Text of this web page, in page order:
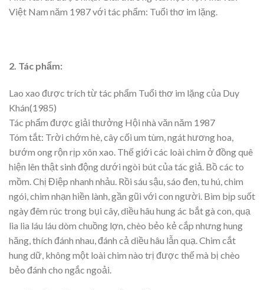
Việt Nam năm 1987 với tác phẩm: Tuổi thơ im lặng.
2. Tác phẩm:
Lao xao được trích từ tác phẩm Tuổi thơ im lặng của Duy
Khán(1985)
Tác phẩm được giải thưởng Hội nhà văn năm 1987
Tóm tắt: Trời chớm hè, cây cối um tùm, ngát hương hoa,
bướm ong rộn rịp xôn xao. Thế giới các loài chim ở đồng quê
hiện lên thật sinh động dưới ngòi bút của tác giả. Bồ các to
mồm. Chị Điệp nhanh nhảu. Rồi sáu sậu, sáo đen, tu hú, chim
ngói, chim nhạn hiền lành, gần gũi với con người. Bìm bịp suốt
ngày đêm rúc trong bụi cây, diều hâu hung ác bắt gà con, quạ
lia lia láu láu dòm chuồng lợn, chèo bẻo kẻ cắp nhưng hung
hăng, thích đánh nhau, đánh cả diều hâu lẫn quạ. Chim cắt
hung dữ, không một loài chim nào trị được thế mà bị chèo
bẻo đánh cho ngắc ngoải.